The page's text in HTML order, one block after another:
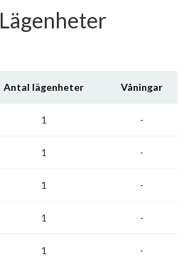
Lägenheter
Antal lägenheter Våningar
1 -
1 -
1 -
1 -
1 -